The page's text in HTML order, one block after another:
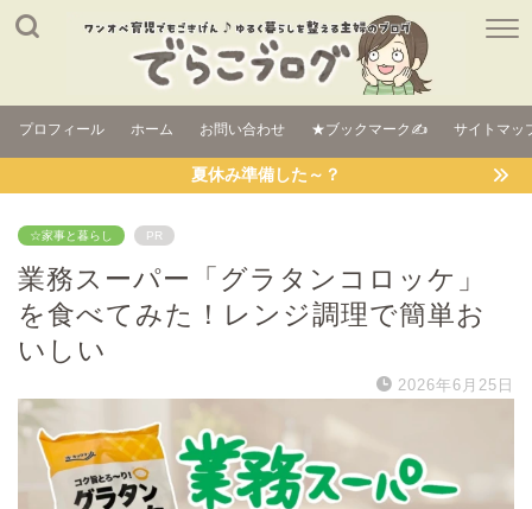
プロフィール ホーム お問い合わせ ★ブックマーク✍ サイトマッ
夏休み準備した～？
☆家事と暮らし PR
業務スーパー「グラタンコロッケ」
を食べてみた！レンジ調理で簡単お
いしい
2026年6月25日